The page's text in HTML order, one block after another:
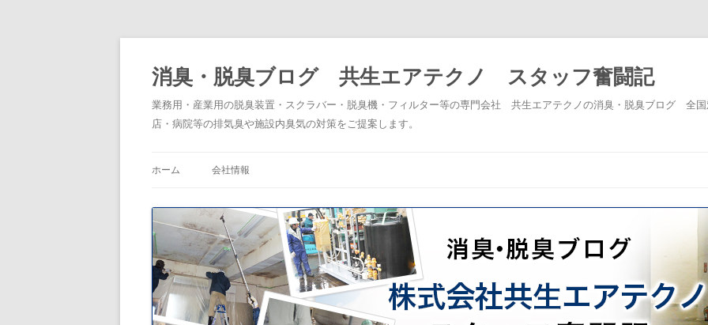
消臭・脱臭ブログ 共生エアテクノ スタッフ奮闘記
業務用・産業用の脱臭装置・スクラバー・脱臭機・フィルター等の専門会社 共生エアテクノの消臭・脱臭ブログ 全
店・病院等の排気臭や施設内臭気の対策をご提案します。
ホーム 会社情報